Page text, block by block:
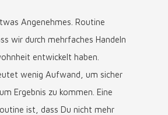
Angenehmes. Routine
wir durch mehrfaches Handeln
entwickelt haben.
wenig Aufwand, um sicher
Ergebnis zu kommen. Eine
ist, dass Du nicht mehr